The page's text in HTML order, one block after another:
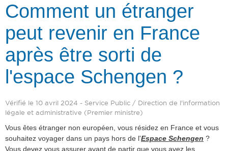
Comment un étranger
peut revenir en France
après être sorti de
l'espace Schengen ?
Vérifié le 10 avril 2024 - Service Public / Direction de l'information
légale et administrative (Premier ministre)
Vous êtes étranger non européen, vous résidez en France et vous
souhaitez voyager dans un pays hors de l'Espace Schengen ?
Vous devez vous assurer avant de partir que vous avez les